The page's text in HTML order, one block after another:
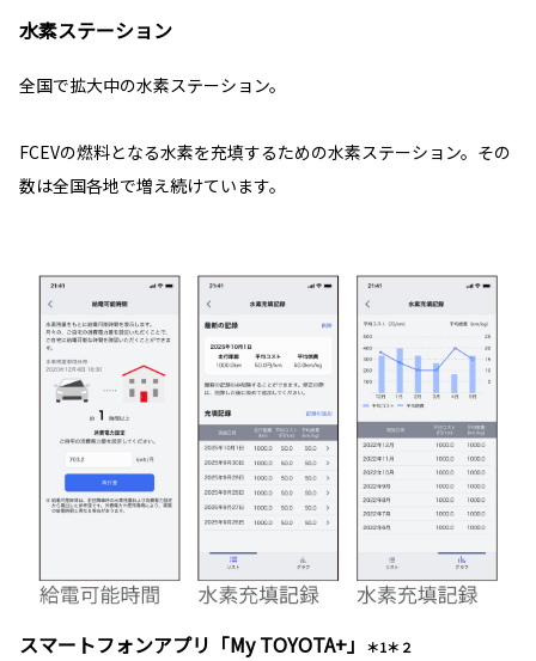
水素ステーション
全国で拡大中の水素ステーション。
FCEVの燃料となる水素を充填するための水素ステーション。その
数は全国各地で増え続けています。
スマートフォンアプリ「My TOYOTA+」 ＊1＊２